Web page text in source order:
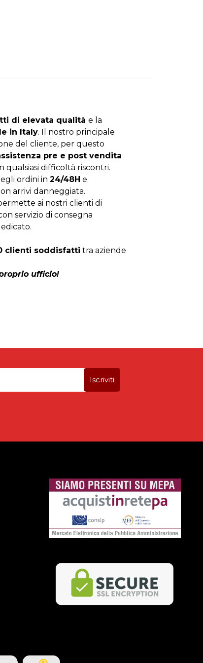
di elevata qualità e la
in Italy. Il nostro principale
del cliente, per questo
pre e post vendita
qualsiasi difficoltà riscontri.
ordini in 24/48H e
arrivi danneggiata.
ai nostri clienti di
servizio di consegna
clienti soddisfatti tra aziende
ufficio!